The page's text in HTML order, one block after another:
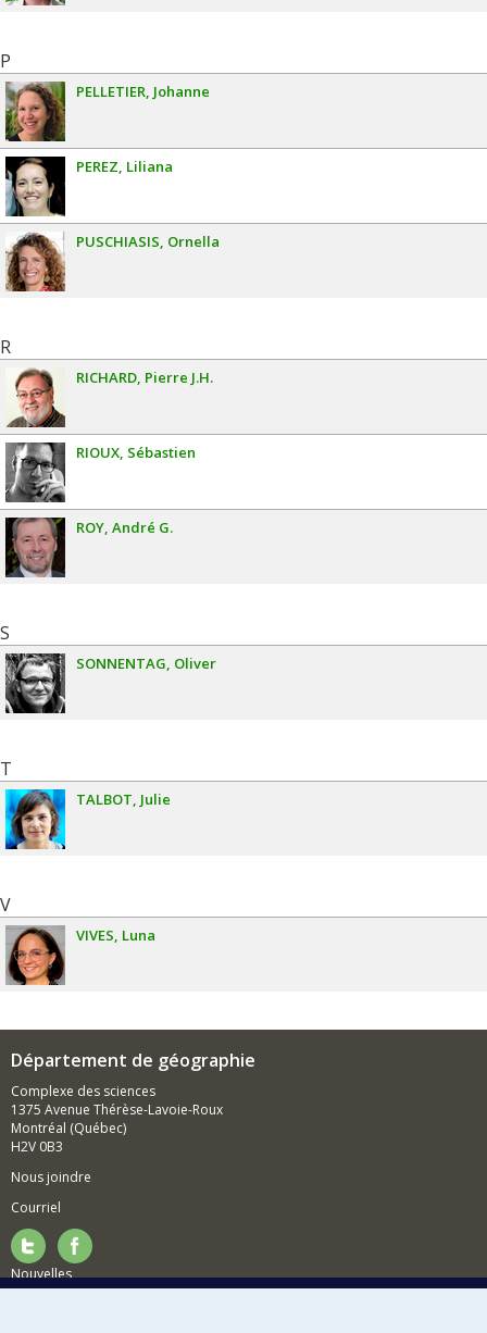
P
PELLETIER Johanne
PEREZ Liliana
PUSCHIASIS Ornella
R
RICHARD Pierre J.H.
RIOUX Sébastien
ROY André G.
S
SONNENTAG Oliver
T
TALBOT Julie
V
VIVES Luna
Département de géographie
Complexe des sciences
1375 Avenue Thérèse-Lavoie-Roux
Montréal (Québec)
H2V 0B3
Nous joindre
Courriel
Nouvelles